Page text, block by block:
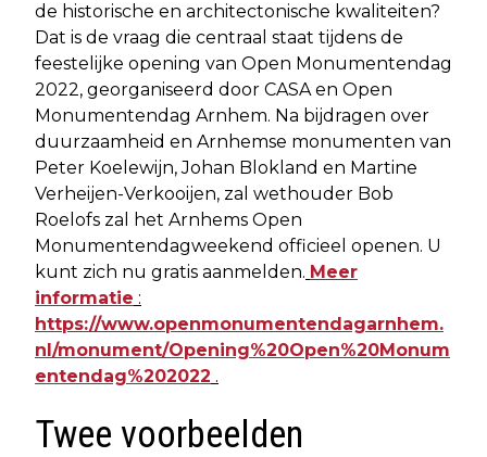
de historische en architectonische kwaliteiten?
Dat is de vraag die centraal staat tijdens de
feestelijke opening van Open Monumentendag
2022, georganiseerd door CASA en Open
Monumentendag Arnhem. Na bijdragen over
duurzaamheid en Arnhemse monumenten van
Peter Koelewijn, Johan Blokland en Martine
Verheijen-Verkooijen, zal wethouder Bob
Roelofs zal het Arnhems Open
Monumentendagweekend officieel openen. U
kunt zich nu gratis aanmelden. Meer
informatie :
https://www.openmonumentendagarnhem.
nl/monument/Opening%20Open%20Monum
entendag%202022 .
Twee voorbeelden